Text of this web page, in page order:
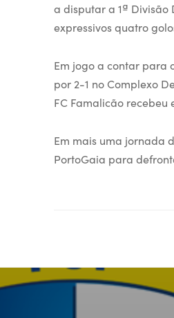
a disputar a 1ª Divisão
expressivos quatro
Em jogo a contar para
por 2-1 no Complexo
FC Famalicão recebeu
Em mais uma jornada
PortoGaia para